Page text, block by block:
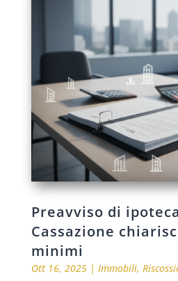
Preavviso di
Cassazione
minimi
Ott 16, 2025| Immobili,